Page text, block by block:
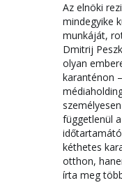
Az elnöki
mindegyike
munkáját,
Dmitrij
olyan
karanténon
függetlenül
kéthetes
otthon,
írta meg